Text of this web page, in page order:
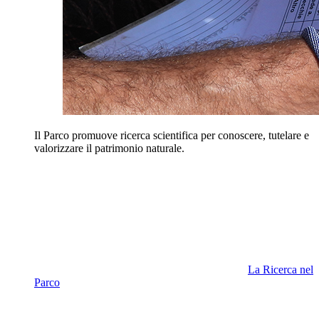
Il Parco promuove ricerca scientifica per conoscere, tutelare e
valorizzare il patrimonio naturale.
La Ricerca nel
Parco